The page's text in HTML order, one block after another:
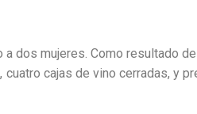
dos mujeres. Como resultado
cajas de vino cerradas, y